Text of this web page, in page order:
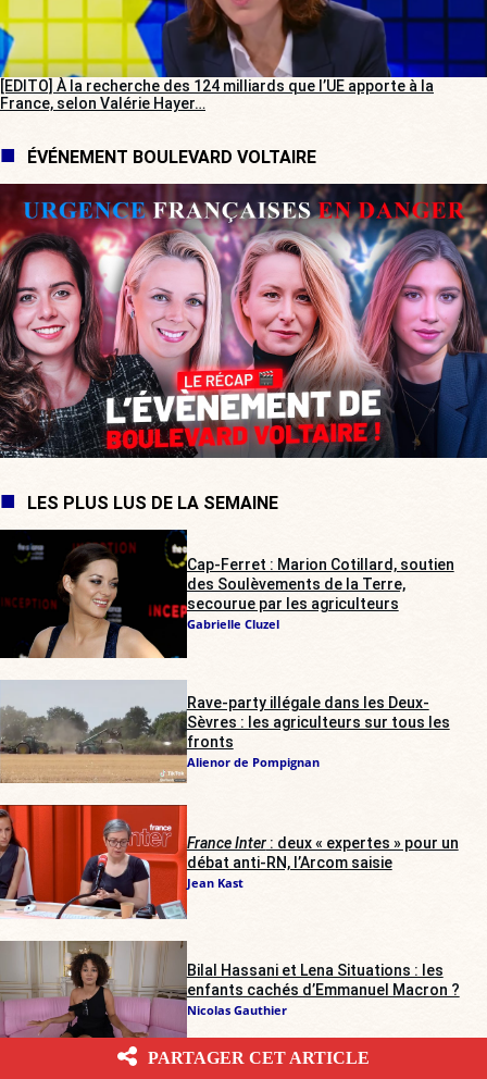
[EDITO] À la recherche des 124 milliards que l’UE apporte à la
France, selon Valérie Hayer…
ÉVÉNEMENT BOULEVARD VOLTAIRE
LES PLUS LUS DE LA SEMAINE
Cap-Ferret : Marion Cotillard, soutien
des Soulèvements de la Terre,
secourue par les agriculteurs
Gabrielle Cluzel
Rave-party illégale dans les Deux-
Sèvres : les agriculteurs sur tous les
fronts
Alienor de Pompignan
France Inter: deux « expertes » pour un
débat anti-RN, l’Arcom saisie
Jean Kast
Bilal Hassani et Lena Situations : les
enfants cachés d’Emmanuel Macron ?
Nicolas Gauthier
PARTAGER CET ARTICLE